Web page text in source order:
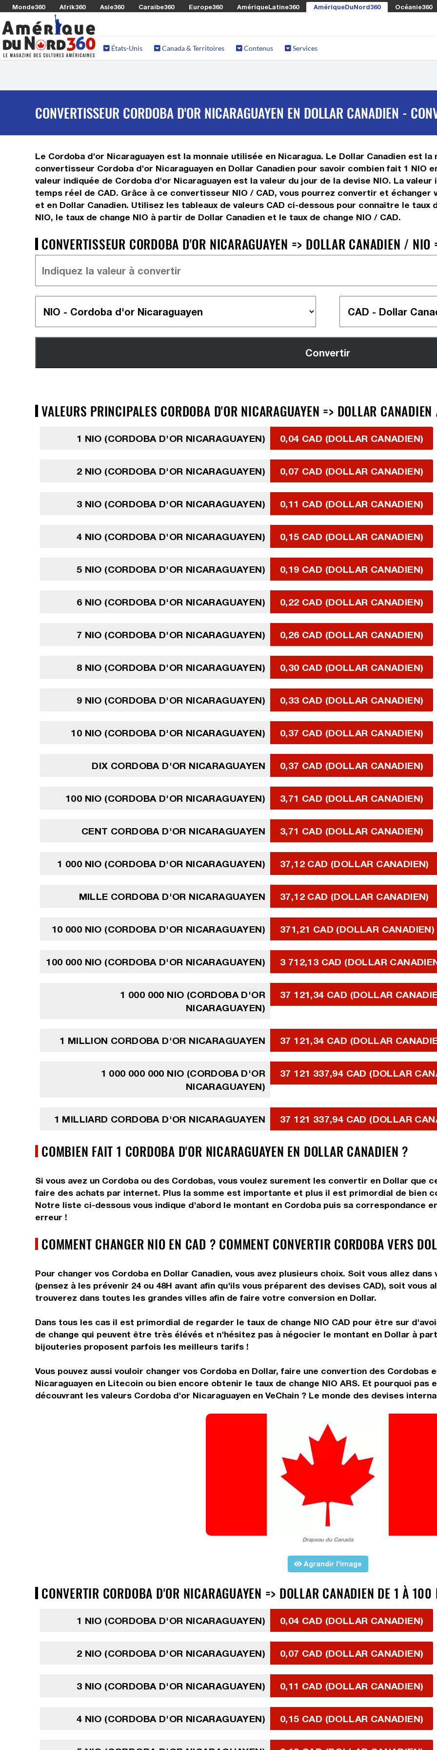
Monde360 Afrik360 Asie360 Caraibe360 Europe360 AmériqueLatine360 AmériqueDuNord360 Océanie360
États-Unis Canada & Territoires Contenus Services
CONVERTISSEUR CORDOBA D'OR NICARAGUAYEN EN DOLLAR CANADIEN -
Le Cordoba d'or Nicaraguayen est la monnaie utilisée en Nicaragua. Le Dollar Canadien est
convertisseur Cordoba d'or Nicaraguayen en Dollar Canadien pour savoir combien fait 1 NIO
valeur indiquée de Cordoba d'or Nicaraguayen est la valeur du jour de la devise NIO. La
temps réel de CAD. Grâce à ce convertisseur NIO / CAD, vous pourrez convertir et
et en Dollar Canadien. Utilisez les tableaux de valeurs CAD ci-dessous pour connaître le taux
NIO, le taux de change NIO à partir de Dollar Canadien et le taux de change NIO / CAD.
CONVERTISSEUR CORDOBA D'OR NICARAGUAYEN => DOLLAR CANADIEN / NIO
VALEURS PRINCIPALES CORDOBA D'OR NICARAGUAYEN => DOLLAR
1 NIO (CORDOBA D'OR NICARAGUAYEN) 0,04 CAD (DOLLAR CANADIEN)
2 NIO (CORDOBA D'OR NICARAGUAYEN) 0,07 CAD (DOLLAR CANADIEN)
3 NIO (CORDOBA D'OR NICARAGUAYEN) 0,11 CAD (DOLLAR CANADIEN)
4 NIO (CORDOBA D'OR NICARAGUAYEN) 0,15 CAD (DOLLAR CANADIEN)
5 NIO (CORDOBA D'OR NICARAGUAYEN) 0,19 CAD (DOLLAR CANADIEN)
6 NIO (CORDOBA D'OR NICARAGUAYEN) 0,22 CAD (DOLLAR CANADIEN)
7 NIO (CORDOBA D'OR NICARAGUAYEN) 0,26 CAD (DOLLAR CANADIEN)
8 NIO (CORDOBA D'OR NICARAGUAYEN) 0,30 CAD (DOLLAR CANADIEN)
9 NIO (CORDOBA D'OR NICARAGUAYEN) 0,33 CAD (DOLLAR CANADIEN)
10 NIO (CORDOBA D'OR NICARAGUAYEN) 0,37 CAD (DOLLAR CANADIEN)
DIX CORDOBA D'OR NICARAGUAYEN 0,37 CAD (DOLLAR CANADIEN)
100 NIO (CORDOBA D'OR NICARAGUAYEN) 3,71 CAD (DOLLAR CANADIEN)
CENT CORDOBA D'OR NICARAGUAYEN 3,71 CAD (DOLLAR CANADIEN)
1 000 NIO (CORDOBA D'OR NICARAGUAYEN) 37,12 CAD (DOLLAR CANADIEN)
MILLE CORDOBA D'OR NICARAGUAYEN 37,12 CAD (DOLLAR CANADIEN)
10 000 NIO (CORDOBA D'OR NICARAGUAYEN) 371,21 CAD (DOLLAR CANADIEN)
100 000 NIO (CORDOBA D'OR NICARAGUAYEN) 3 712,13 CAD (DOLLAR
1 000 000 NIO (CORDOBA D'OR
NICARAGUAYEN)
37 121,34 CAD (DOLLAR
1 MILLION CORDOBA D'OR NICARAGUAYEN 37 121,34 CAD (DOLLAR
1 000 000 000 NIO (CORDOBA D'OR
NICARAGUAYEN)
37 121 337,94 CAD (DOLLAR
1 MILLIARD CORDOBA D'OR NICARAGUAYEN 37 121 337,94 CAD (DOLLAR
COMBIEN FAIT 1 CORDOBA D'OR NICARAGUAYEN EN DOLLAR CANADIEN ?
Si vous avez un Cordoba ou des Cordobas, vous voulez surement les convertir en Dollar que
faire des achats par internet. Plus la somme est importante et plus il est primordial de bien
Notre liste ci-dessous vous indique d'abord le montant en Cordoba puis sa correspondance
erreur !
COMMENT CHANGER NIO EN CAD ? COMMENT CONVERTIR CORDOBA VERS
Pour changer vos Cordoba en Dollar Canadien, vous avez plusieurs choix. Soit vous allez
(pensez à les prévenir 24 ou 48H avant afin qu'ils vous préparent des devises CAD), soit vous
trouverez dans toutes les grandes villes afin de faire votre conversion en Dollar.
Dans tous les cas il est primordial de regarder le taux de change NIO CAD pour être sur
de change qui peuvent être très élévés et n'hésitez pas à négocier le montant en Dollar à
bijouteries proposent parfois les meilleurs tarifs !
Vous pouvez aussi vouloir changer vos Cordoba en Dollar, faire une convertion des
Nicaraguayen en Litecoin ou bien encore obtenir le taux de change NIO ARS. Et pourquoi
découvrant les valeurs Cordoba d'or Nicaraguayen en VeChain ? Le monde des devises
Drapeau du Canada
Agrandir l'image
CONVERTIR CORDOBA D'OR NICARAGUAYEN => DOLLAR CANADIEN DE 1 À 100
1 NIO (CORDOBA D'OR NICARAGUAYEN) 0,04 CAD (DOLLAR CANADIEN)
2 NIO (CORDOBA D'OR NICARAGUAYEN) 0,07 CAD (DOLLAR CANADIEN)
3 NIO (CORDOBA D'OR NICARAGUAYEN) 0,11 CAD (DOLLAR CANADIEN)
4 NIO (CORDOBA D'OR NICARAGUAYEN) 0,15 CAD (DOLLAR CANADIEN)